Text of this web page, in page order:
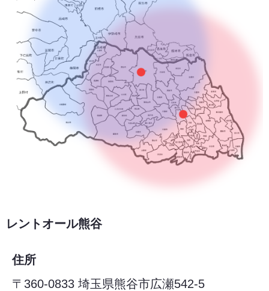
レントオール熊谷
住所
〒360-0833 埼玉県熊谷市広瀬542-5